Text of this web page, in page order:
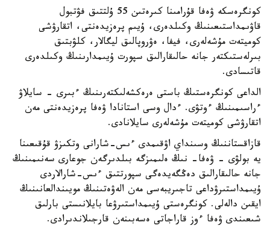
كونگرەسكە ۋەفا قۇرامىنا كىرەتىن 55 ۇلتتىق فۋتبول
قاۋىمداستىعىنىڭ وكىلدەرى، ۇيىم پرەزيدەنتى، اتقارۋشى
كوميتەت مۇشەلەرى، فيفا، ەۋروپالىق ليگالار، كلۋبتىق
بىرلەستىكتەر جانە حالىقارالىق سپورت ۇيىمدارىنىڭ وكىلدەرى
قاتىسادى.
الداعى كونگرەستىڭ باستى ەرەكشەلىكتەرىنىڭ ءبىرى - سايلاۋ
ءراسىمىنىڭ ءوتۋى. ءدال وسى استانادا ۋەفا پرەزيدەنتى مەن
اتقارۋشى كوميتەت مۇشەلەرى سايلانادى.
قازاقستاننىڭ وسىنداي اۋقىمدى ءىس-شارانى وتكىزۋ قۇقىعىنا
يە بولۋى - ۋەفا- نىڭ ەلىمىزگە بىلدىرگەن جوعارى سەنىمىنىڭ
جانە حالىقارالىق دەڭگەيدەگى سپورتتىق ءىس-شارالاردى
ۇيىمداستىرۋداعى تاجىريبەسى مەن الەۋەتىنىڭ مويىندالعانىنىڭ
ايقىن دالەلى. كونگرەستى ۇيىمداستىرۋعا بايلانىستى بارلىق
شىعىندى ۋەفا ءوز قاراجاتى ەسەبىنەن قارجىلاندىرادى.